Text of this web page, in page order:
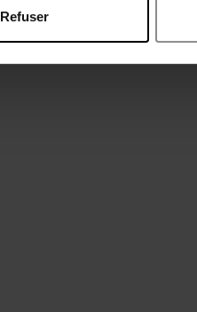
Refuser